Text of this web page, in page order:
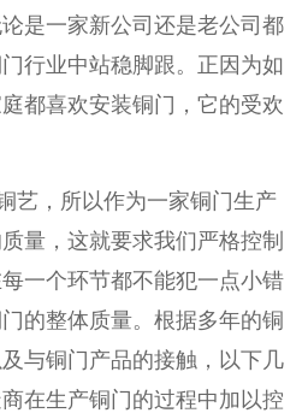
是一家新公司还是老公司都
行业中站稳脚跟。正因为如
都喜欢安装铜门，它的受欢
艺，所以作为一家铜门生产
量，这就要求我们严格控制
一个环节都不能犯一点小错
的整体质量。根据多年的铜
与铜门产品的接触，以下几
在生产铜门的过程中加以控